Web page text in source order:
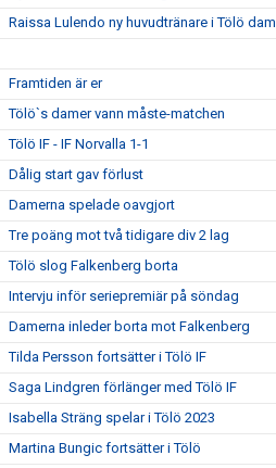
Raissa Lulendo ny huvudtränare i Tölö dam
Framtiden är er
Tölö`s damer vann måste-matchen
Tölö IF - IF Norvalla 1-1
Dålig start gav förlust
Damerna spelade oavgjort
Tre poäng mot två tidigare div 2 lag
Tölö slog Falkenberg borta
Intervju inför seriepremiär på söndag
Damerna inleder borta mot Falkenberg
Tilda Persson fortsätter i Tölö IF
Saga Lindgren förlänger med Tölö IF
Isabella Sträng spelar i Tölö 2023
Martina Bungic fortsätter i Tölö